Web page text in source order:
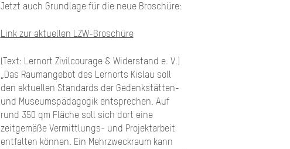
Jetzt auch Grundlage für die neue Broschüre:
Link zur aktuellen LZW-Broschüre
(Text: Lernort Zivilcourage & Widerstand e. V.)
„Das Raumangebot des Lernorts Kislau soll
den aktuellen Standards der Gedenkstätten-
und Museumspädagogik entsprechen. Auf
rund 350 qm Fläche soll sich dort eine
zeitgemäße Vermittlungs- und Projektarbeit
entfalten können. Ein Mehrzweckraum kann